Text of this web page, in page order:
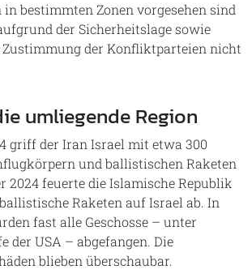
bestimmten Zonen vorgesehen sind
der Sicherheitslage sowie
Zustimmung der Konfliktparteien nicht
umliegende Region
griff der Iran Israel mit etwa 300
und ballistischen Raketen
2024 feuerte die Islamische Republik
Raketen auf Israel ab. In
fast alle Geschosse – unter
der USA – abgefangen. Die
blieben überschaubar.